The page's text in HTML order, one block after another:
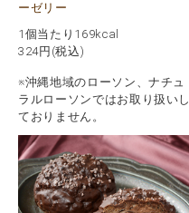
ーゼリー
1個当たり169kcal
324円(税込)
※沖縄地域のローソン、ナチュ
ラルローソンではお取り扱いし
ておりません。